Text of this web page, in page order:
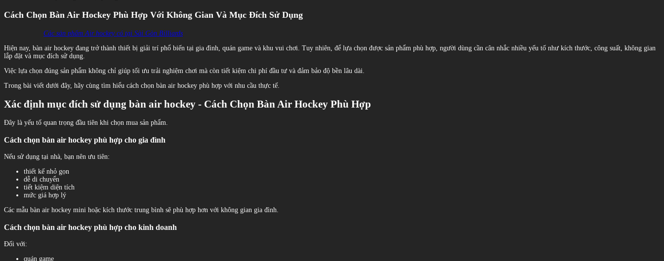
Cách Chọn Bàn Air Hockey Phù Hợp Với Không Gian Và Mục Đích Sử Dụng
Các sản phẩm Air hockey có tại Sài Gòn Billiards
Hiện nay, bàn air hockey đang trở thành thiết bị giải trí phổ biến tại gia đình, quán game và khu vui chơi. Tuy nhiên, để lựa chọn được sản phẩm phù hợp, người dùng cần cân nhắc nhiều yếu tố như kích thước, công suất, không gian
lắp đặt và mục đích sử dụng.
Việc lựa chọn đúng sản phẩm không chỉ giúp tối ưu trải nghiệm chơi mà còn tiết kiệm chi phí đầu tư và đảm bảo độ bền lâu dài.
Trong bài viết dưới đây, hãy cùng tìm hiểu cách chọn bàn air hockey phù hợp với nhu cầu thực tế.
Xác định mục đích sử dụng bàn air hockey - Cách Chọn Bàn Air Hockey Phù Hợp
Đây là yếu tố quan trọng đầu tiên khi chọn mua sản phẩm.
Cách chọn bàn air hockey phù hợp cho gia đình
Nếu sử dụng tại nhà, bạn nên ưu tiên:
thiết kế nhỏ gọn
dễ di chuyển
tiết kiệm diện tích
mức giá hợp lý
Các mẫu bàn air hockey mini hoặc kích thước trung bình sẽ phù hợp hơn với không gian gia đình.
Cách chọn bàn air hockey phù hợp cho kinh doanh
Đối với:
quán game